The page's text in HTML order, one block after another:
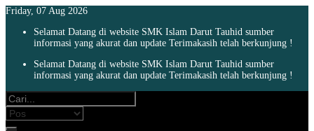
Friday, 07 Aug 2026
Selamat Datang di website SMK Islam Darut Tauhid sumber
informasi yang akurat dan update Terimakasih telah berkunjung !
Selamat Datang di website SMK Islam Darut Tauhid sumber
informasi yang akurat dan update Terimakasih telah berkunjung !